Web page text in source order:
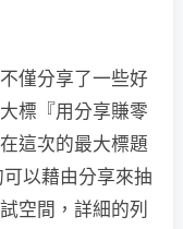
僅分享了一些好
標『用分享賺零
這次的最大標題
以藉由分享來抽
空間，詳細的列